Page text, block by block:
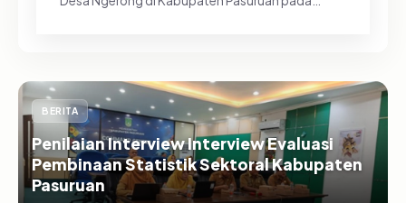
BERITA
Penilaian Interview Interview Evaluasi
Pembinaan Statistik Sektoral Kabupaten
Pasuruan